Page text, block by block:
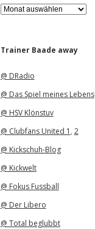
A
r
iTrainer Baade away
@ DRadio
@ Das Spiel meines Lebens
@ HSV Klönstuv
@ Clubfans United 1 , 2
@ Kickschuh-Blog
@ Kickwelt
@ Fokus Fussball
@ Der Libero
@ Total beglubbt